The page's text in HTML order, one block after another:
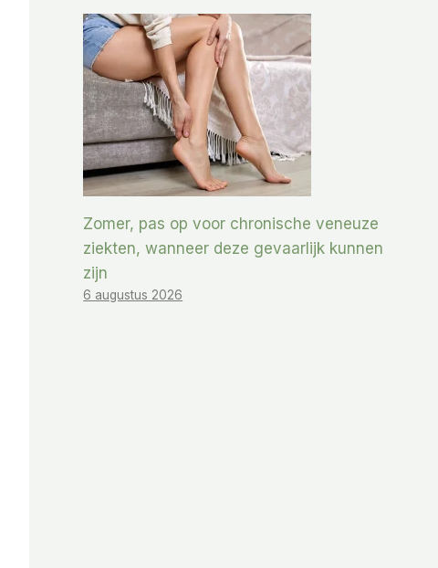
Zomer, pas op voor chronische veneuze
ziekten, wanneer deze gevaarlijk kunnen
zijn
6 augustus 2026